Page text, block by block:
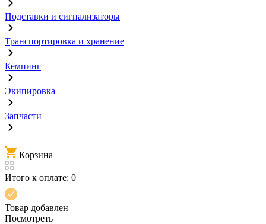
Подставки и сигнализаторы
Транспортировка и хранение
Кемпинг
Экипировка
Запчасти
Корзина
Итого к оплате: 0
Товар добавлен
Посмотреть